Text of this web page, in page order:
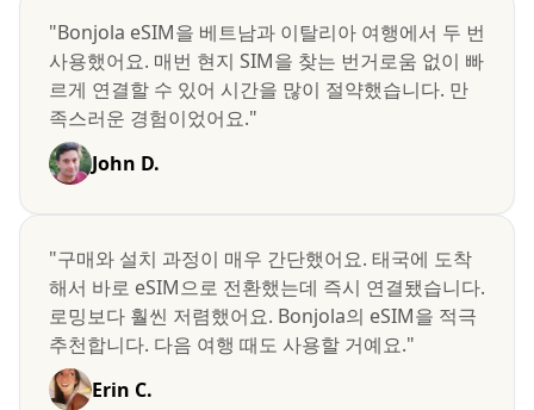
"Bonjola eSIM을 베트남과 이탈리아 여행에서 두 번
사용했어요. 매번 현지 SIM을 찾는 번거로움 없이 빠
르게 연결할 수 있어 시간을 많이 절약했습니다. 만
족스러운 경험이었어요."
John D.
"구매와 설치 과정이 매우 간단했어요. 태국에 도착
해서 바로 eSIM으로 전환했는데 즉시 연결됐습니다.
로밍보다 훨씬 저렴했어요. Bonjola의 eSIM을 적극
추천합니다. 다음 여행 때도 사용할 거예요."
Erin C.